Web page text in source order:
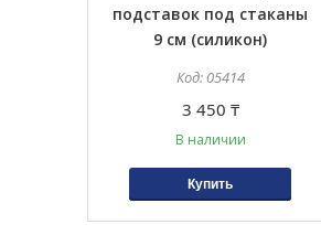
подставок под стаканы
9 см (силикон)
05414
3 450 ₸
В наличии
Купить